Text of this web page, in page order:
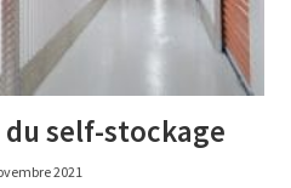
du self-stockage
2021